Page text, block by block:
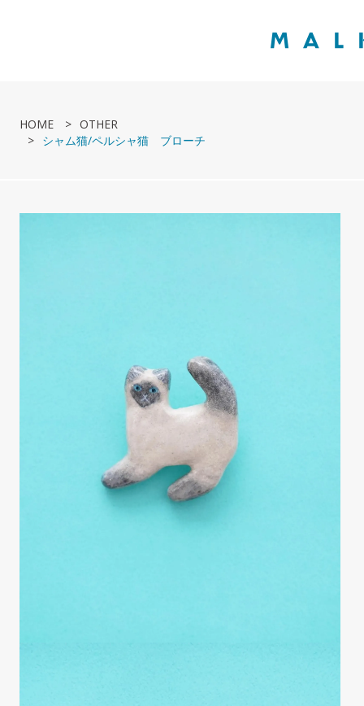
HOME
OTHER
シャム猫/ペルシャ猫 ブローチ